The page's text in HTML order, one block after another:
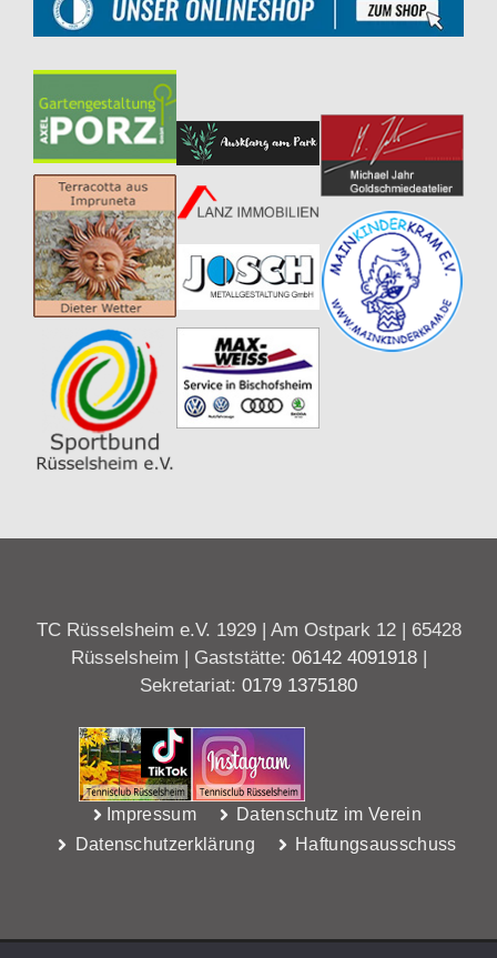
TC Rüsselsheim e.V. 1929 | Am Ostpark 12 | 65428
Rüsselsheim | Gaststätte: 06142 4091918|
Sekretariat: 0179 1375180
Impressum
Datenschutz im Verein
Datenschutzerklärung
Haftungsausschuss